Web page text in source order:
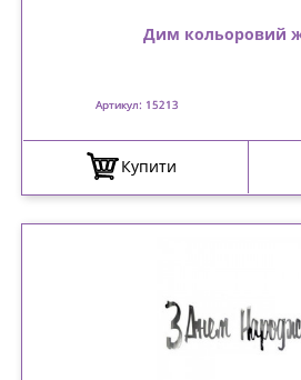
Дим кольоровий
Артикул: 15213
Купити